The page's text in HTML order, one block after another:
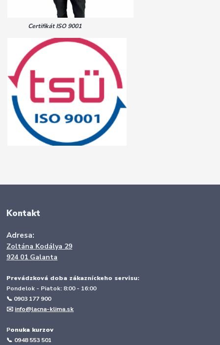
Certifikát ISO 9001
Kontakt
Adresa:
Zoltána Kodálya 29
924 01 Galanta
Prevádzková doba zákazníckeho servisu:
Pondelok - Piatok: 8:00 - 16:00
📞 0903 177 900
✉️ info@lacna-klima.sk
Ponuka kurzov
📞 0948 553 501